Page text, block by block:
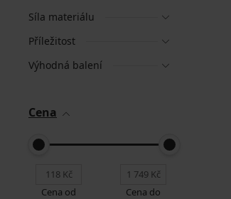
Síla materiálu
Příležitost
Výhodná balení
Cena
Cena od Cena do